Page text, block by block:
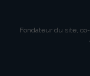
Fondateur du site,